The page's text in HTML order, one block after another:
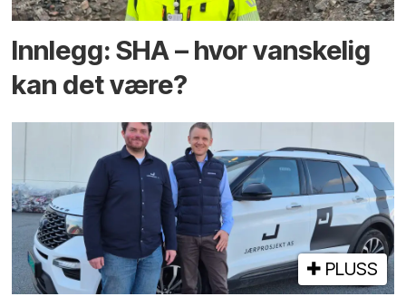
Innlegg: SHA – hvor vanskelig
kan det være?
PLUSS